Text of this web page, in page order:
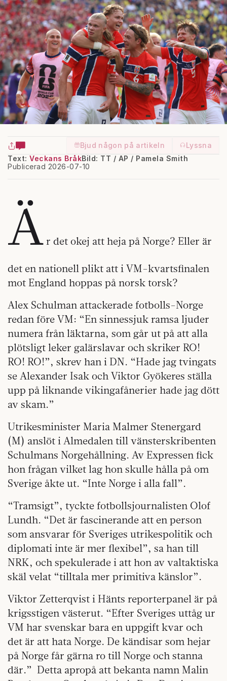
Bjud någon på artikeln
Lyssna
Text: Veckans Bråk
Publicerad 2026-07-10
Bild: TT / AP / Pamela Smith
Ä r det okej att heja på Norge? Eller är
det en nationell plikt att i VM-kvartsfinalen
mot England hoppas på norsk torsk?
Alex Schulman attackerade fotbolls-Norge
redan före VM: “En sinnessjuk ramsa ljuder
numera från läktarna, som går ut på att alla
plötsligt leker galärslavar och skriker RO!
RO! RO!”, skrev han i DN. “Hade jag tvingats
se Alexander Isak och Viktor Gyökeres ställa
upp på liknande vikingafånerier hade jag dött
av skam.”
Utrikesminister Maria Malmer Stenergard
(M) anslöt i Almedalen till vänsterskribenten
Schulmans Norgehållning. Av Expressen fick
hon frågan vilket lag hon skulle hålla på om
Sverige åkte ut. “Inte Norge i alla fall”.
“Tramsigt”, tyckte fotbollsjournalisten Olof
Lundh. “Det är fascinerande att en person
som ansvarar för Sveriges utrikespolitik och
diplomati inte är mer flexibel”, sa han till
NRK, och spekulerade i att hon av valtaktiska
skäl velat “tilltala mer primitiva känslor”.
Viktor Zetterqvist i Hänts reporterpanel är på
krigsstigen västerut. “Efter Sveriges uttåg ur
VM har svenskar bara en uppgift kvar och
det är att hata Norge. De kändisar som hejar
på Norge får gärna ro till Norge och stanna
där.” Detta apropå att bekanta namn Malin